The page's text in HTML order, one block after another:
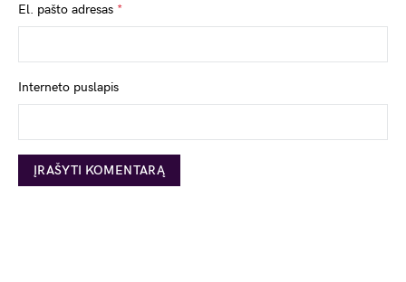
El. pašto adresas *
Interneto puslapis